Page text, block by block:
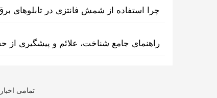
چرا استفاده از شمش فانتزی در تابلوهای
راهنمای جامع شناخت، علائم و پیشگیری
تمامی